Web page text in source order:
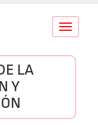
Conmutar
LA
Y